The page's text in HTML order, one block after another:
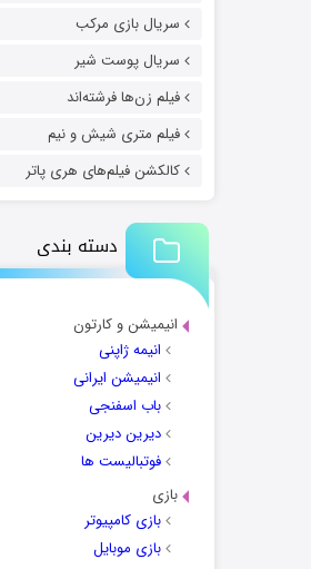
سریال بازی مرکب
سریال پوست شیر
فیلم زن‌ها فرشته‌اند
فیلم متری شیش و نیم
کالکشن فیلم‌های هری پاتر
دسته بندی
انیمیشن و کارتون
انیمه ژاپنی
انیمیشن ایرانی
باب اسفنجی
دیرین دیرین
فوتبالیست ها
بازی
بازی کامپیوتر
بازی موبایل